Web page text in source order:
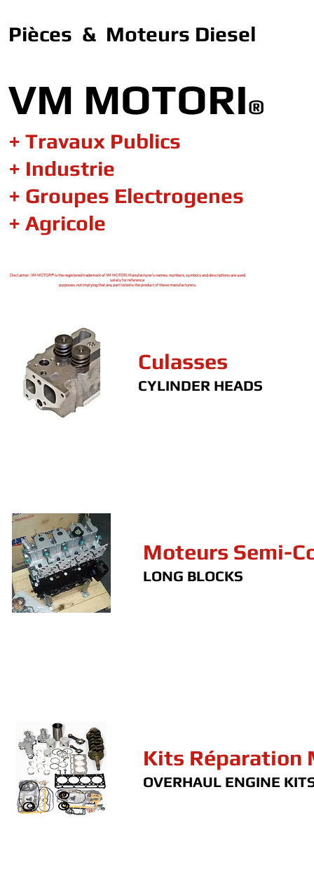
Pièces & Moteurs Diesel
VM MOTORI®
+ Travaux Publics
+ Industrie
+ Groupes Electrogenes
+ Agricole
Disclaimer : VM MOTORI® is the registered trademark of VM MOTORI. Manufacturer's names, numbers, symbols and descriptions are used
solely for reference
purposes, not implying that any part listed is the product of these manufacturers.
Culasses
CYLINDER HEADS
Moteurs Semi-
LONG BLOCKS
Kits Réparation
OVERHAUL ENGINE